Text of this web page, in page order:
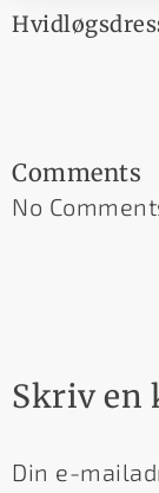
Comments
No
Skriv en
Din e-